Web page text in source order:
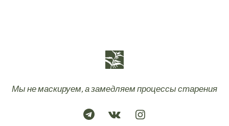
Мы не маскируем, а замедляем процессы старения